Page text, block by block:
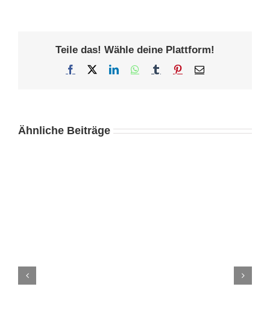
Teile das! Wähle deine Plattform!
Facebook LinkedInWhatsApp
Tumblr Pinterest
E-
Ähnliche Beiträge